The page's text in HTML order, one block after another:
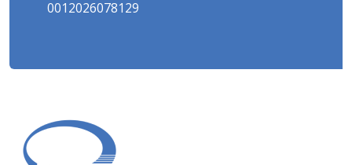
0012026078129